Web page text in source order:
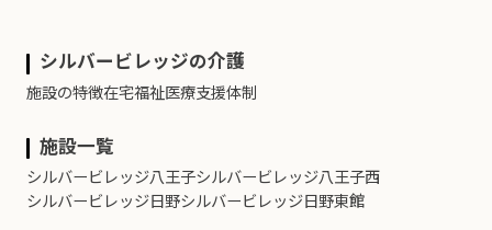
シルバービレッジの介護
施設の特徴在宅福祉医療支援体制
施設一覧
シルバービレッジ八王子シルバービレッジ八王子西
シルバービレッジ日野シルバービレッジ日野東館